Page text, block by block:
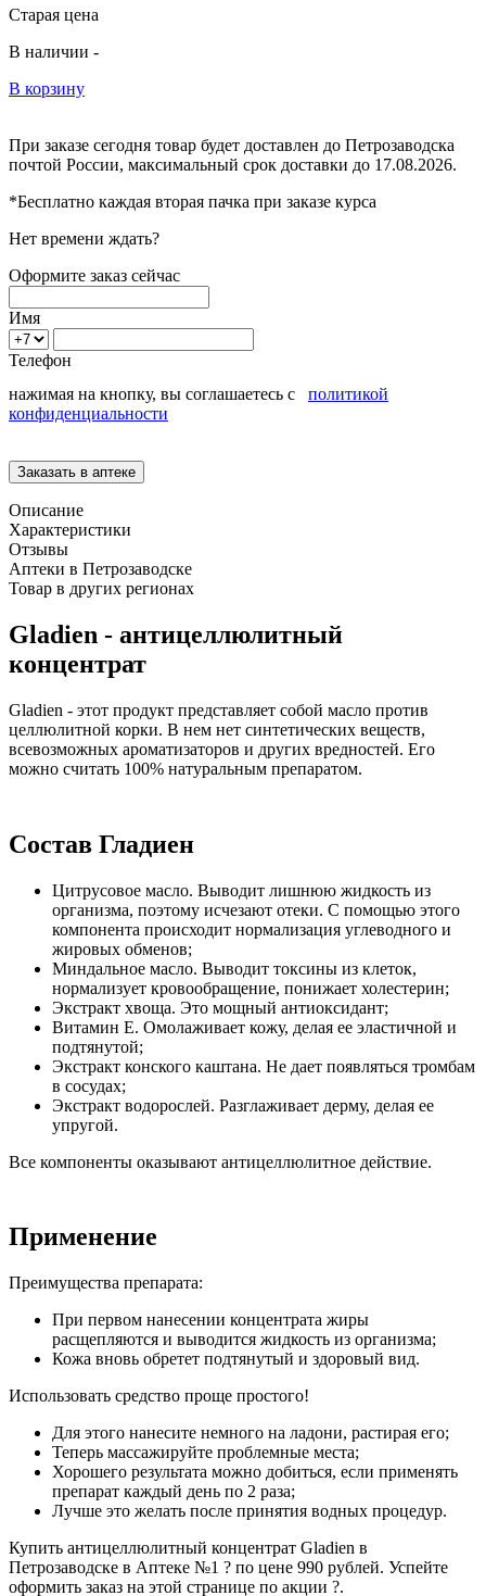
Старая цена
В наличии -
В корзину
При заказе сегодня товар будет доставлен до Петрозаводска
почтой России, максимальный срок доставки до 17.08.2026.
*Бесплатно каждая вторая пачка при заказе курса
Нет времени ждать?
Оформите заказ сейчас
Имя
Телефон
нажимая на кнопку, вы соглашаетесь с политикой
конфиденциальности
Описание
Характеристики
Отзывы
Аптеки в Петрозаводске
Товар в других регионах
Gladien - антицеллюлитный
концентрат
Gladien - этот продукт представляет собой масло против
целлюлитной корки. В нем нет синтетических веществ,
всевозможных ароматизаторов и других вредностей. Его
можно считать 100% натуральным препаратом.
Состав Гладиен
Цитрусовое масло. Выводит лишнюю жидкость из
организма, поэтому исчезают отеки. С помощью этого
компонента происходит нормализация углеводного и
жировых обменов;
Миндальное масло. Выводит токсины из клеток,
нормализует кровообращение, понижает холестерин;
Экстракт хвоща. Это мощный антиоксидант;
Витамин Е. Омолаживает кожу, делая ее эластичной и
подтянутой;
Экстракт конского каштана. Не дает появляться тромбам
в сосудах;
Экстракт водорослей. Разглаживает дерму, делая ее
упругой.
Все компоненты оказывают антицеллюлитное действие.
Применение
Преимущества препарата:
При первом нанесении концентрата жиры
расщепляются и выводится жидкость из организма;
Кожа вновь обретет подтянутый и здоровый вид.
Использовать средство проще простого!
Для этого нанесите немного на ладони, растирая его;
Теперь массажируйте проблемные места;
Хорошего результата можно добиться, если применять
препарат каждый день по 2 раза;
Лучше это желать после принятия водных процедур.
Купить антицеллюлитный концентрат Gladien в
Петрозаводске в Аптеке №1 ? по цене 990 рублей. Успейте
оформить заказ на этой странице по акции ?.